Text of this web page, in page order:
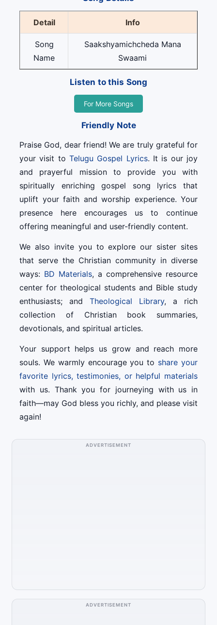
Detail Info
Song
Name
Saakshyamichcheda Mana
Swaami
Listen to this Song
For More Songs
Friendly Note
Praise God, dear friend! We are truly grateful for
your visit to Telugu Gospel Lyrics. It is our joy
and prayerful mission to provide you with
spiritually enriching gospel song lyrics that
uplift your faith and worship experience. Your
presence here encourages us to continue
offering meaningful and user-friendly content.
We also invite you to explore our sister sites
that serve the Christian community in diverse
ways: BD Materials, a comprehensive resource
center for theological students and Bible study
enthusiasts; and Theological Library, a rich
collection of Christian book summaries,
devotionals, and spiritual articles.
Your support helps us grow and reach more
souls. We warmly encourage you to share your
favorite lyrics, testimonies, or helpful materials
with us. Thank you for journeying with us in
faith—may God bless you richly, and please visit
again!
ADVERTISEMENT
ADVERTISEMENT